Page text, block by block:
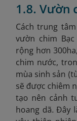
1.8. Vườn
Cách trung
vườn chim
rộng hơn
chim nước,
mùa sinh sản
sẽ được chiêm
tạo nên cảnh
hoang dã. Đây